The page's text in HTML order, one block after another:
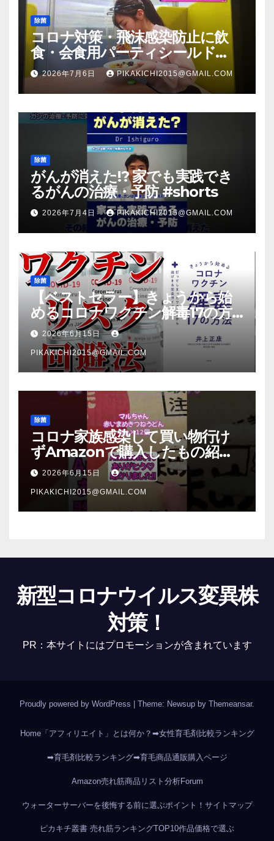
除菌
コロナ対策・飛沫感染防止に飲
食・会食用パーティシールド
（マスク会食代替品）ＦＢＣ福井
放送のＴＶ番組での紹介映像
2026年7月6日 PIKAKICHI2015@GMAIL.COM
除菌
がんが消えた!? 家でも実践でき
るがんの治療・予防 #shorts
2026年7月4日 PIKAKICHI2015@GMAIL.COM
除菌
【ベストセラー】きょうから始
めるコロナワクチン解毒17の方
法【本要約】
2026年6月15日
PIKAKICHI2015@GMAIL.COM
除菌
コロナ家族感染して買い物行け
ずAmazonで購入したもの紹
介 #Shorts
2026年6月15日
PIKAKICHI2015@GMAIL.COM
新型コロナウイルス変異株
対策！
PR：本サイトにはプロモーションが含まれています
Proudly powered by WordPress Theme: Newsup by Themeansar.
Home「アフィリエイト」とは何か？ ➡女性育毛剤比較ランキング
➡育毛剤比較ランキング➡育毛商品通販購入ページ
Amazon売れ筋商品リスト分析Forum
ウォーターサーバーを後悔する前に選ぶポイント！ サイトマップ
ピカキチ叢書 売れ筋ランキングTOP10作品価格で選ぶ